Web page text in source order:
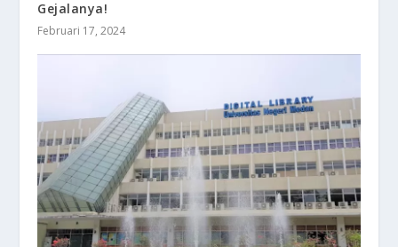
Gejalanya!
Februari 17, 2024